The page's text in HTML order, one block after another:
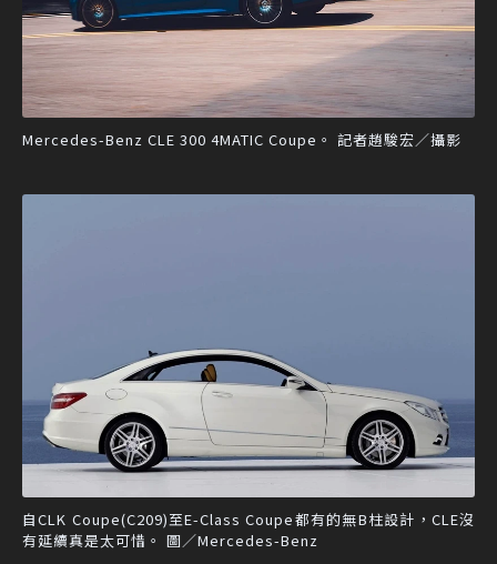
Mercedes-Benz CLE 300 4MATIC Coupe。 記者趙駿宏／攝影
自CLK Coupe(C209)至E-Class Coupe都有的無B柱設計，CLE沒
有延續真是太可惜。 圖／Mercedes-Benz